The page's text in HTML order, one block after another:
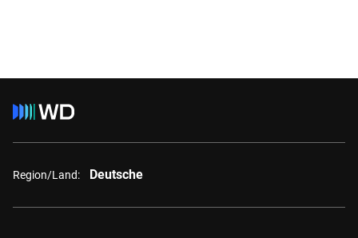
Region/Land: Deutsche